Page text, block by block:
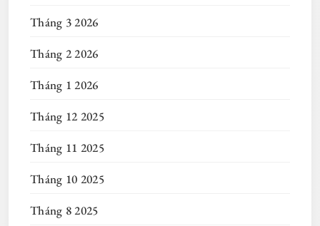
Tháng 3 2026
Tháng 2 2026
Tháng 1 2026
Tháng 12 2025
Tháng 11 2025
Tháng 10 2025
Tháng 8 2025